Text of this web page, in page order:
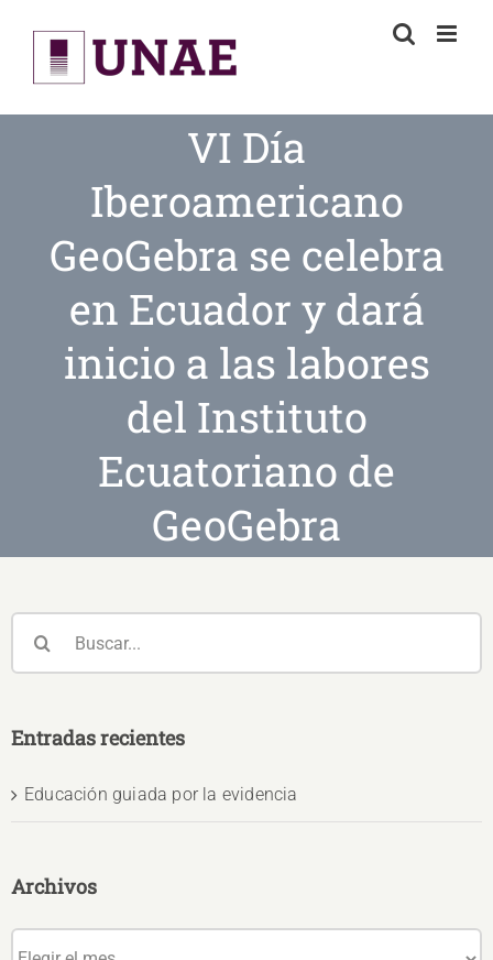
content
VI Día
Iberoamericano
GeoGebra se celebra
en Ecuador y dará
inicio a las labores
del Instituto
Ecuatoriano de
GeoGebra
Entradas recientes
Educación guiada por la evidencia
Archivos